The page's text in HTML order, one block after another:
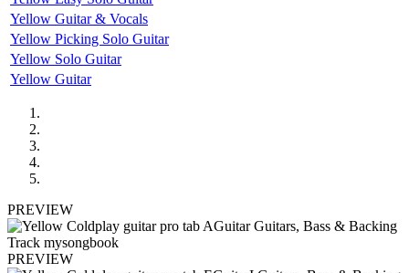
Yellow Guitar & Vocals
Yellow Picking Solo Guitar
Yellow Solo Guitar
Yellow Guitar
PREVIEW
PREVIEW